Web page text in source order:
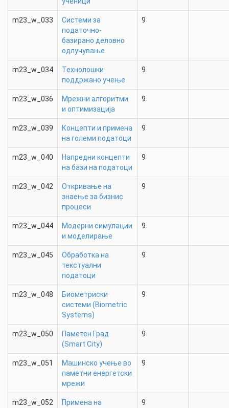
m23_w_033
Системи за
податочно-
базирано деловно
одлучување
9
m23_w_034
Технолошки
поддржано учење
9
m23_w_036
Мрежни алгоритми
и оптимизација
9
m23_w_039
Концепти и примена
на големи податоци
9
m23_w_040
Напредни концепти
на бази на податоци
9
m23_w_042
Откривање на
знаење за бизнис
процеси
9
m23_w_044
Модерни симулации
и моделирање
9
m23_w_045
Обработка на
текстуални
податоци
9
m23_w_048
Биометриски
системи (Biometric
Systems)
9
m23_w_050
Паметен Град
(Smart City)
9
m23_w_051
Машинско учење во
паметни енергетски
мрежи
9
m23_w_052
Примена на
9